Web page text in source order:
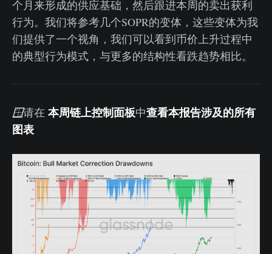
个月来形成的供应基础，然后跟进本周的卖出获利
行为。我们将参考几个SOPR的变体，这些变体为我
们提供了一个视角，我们可以看到币价上升过程中
的典型行为模式，与更多的结构性看跌趋势相比。
🪟请在 本周链上控制面板中查看本报告涉及的所有
图表